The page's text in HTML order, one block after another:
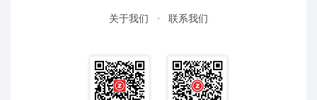
关于我们
联系我们